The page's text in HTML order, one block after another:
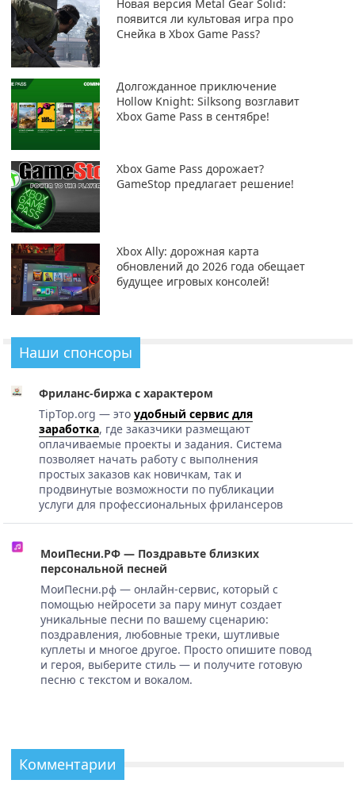
Новая версия Metal Gear Solid:
появится ли культовая игра про
Снейка в Xbox Game Pass?
Долгожданное приключение
Hollow Knight: Silksong возглавит
Xbox Game Pass в сентябре!
Xbox Game Pass дорожает?
GameStop предлагает решение!
Xbox Ally: дорожная карта
обновлений до 2026 года обещает
будущее игровых консолей!
Наши спонсоры
Фриланс-биржа с характером
TipTop.org — это удобный сервис для
заработка, где заказчики размещают
оплачиваемые проекты и задания. Система
позволяет начать работу с выполнения
простых заказов как новичкам, так и
продвинутые возможности по публикации
услуги для профессиональных фрилансеров
МоиПесни.РФ — Поздравьте близких
персональной песней
МоиПесни.рф — онлайн-сервис, который с
помощью нейросети за пару минут создает
уникальные песни по вашему сценарию:
поздравления, любовные треки, шутливые
куплеты и многое другое. Просто опишите повод
и героя, выберите стиль — и получите готовую
песню с текстом и вокалом.
Комментарии